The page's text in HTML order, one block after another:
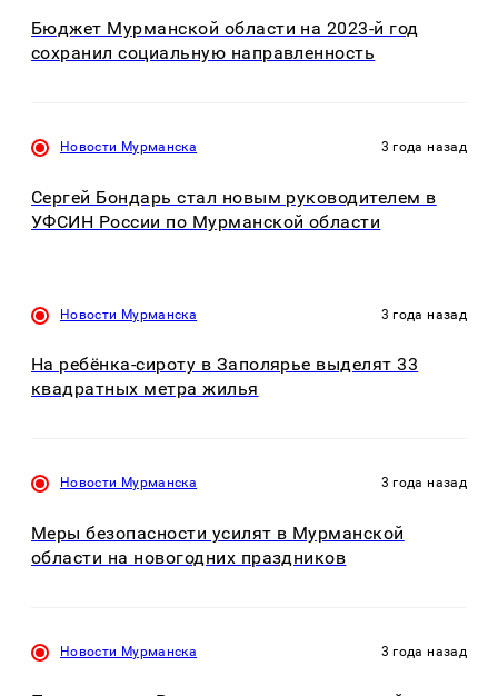
Бюджет Мурманской области на 2023-й год
сохранил социальную направленность
Новости Мурманска 3 года назад
Сергей Бондарь стал новым руководителем в
УФСИН России по Мурманской области
Новости Мурманска 3 года назад
На ребёнка-сироту в Заполярье выделят 33
квадратных метра жилья
Новости Мурманска 3 года назад
Меры безопасности усилят в Мурманской
области на новогодних праздников
Новости Мурманска 3 года назад